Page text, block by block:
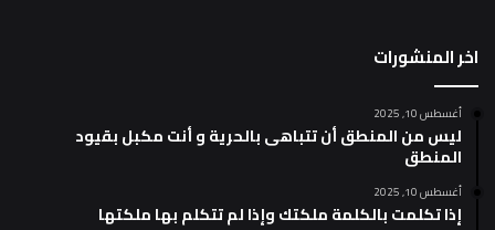
اخر المنشورات
أغسطس 10, 2025
ليس من المنطق أن تتباهى بالحرية و أنت مكبل بقيود
المنطق
أغسطس 10, 2025
إذا تكلمت بالكلمة ملكتك وإذا لم تتكلم بها ملكتها